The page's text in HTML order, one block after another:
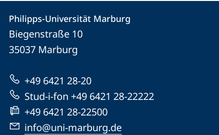
Kontakt
und
Informationen
zur
Website
Kontaktinformationen
Philipps-
Universität
Marburg
Philipps-Universität Marburg
Biegenstraße 10
35037 Marburg
+49 6421 28-20
Stud-i-fon +49 6421 28-22222
+49 6421 28-22500
info@uni-marburg.de